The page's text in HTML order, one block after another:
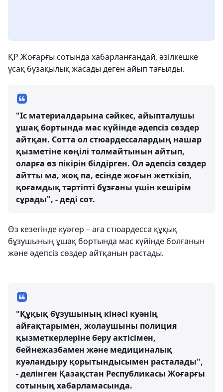
ҚР Жоғарғы сотында хабарланғандай, әзілкешке
ұсақ бұзақылық жасады деген айып тағылды.
"Іс материалдарына сәйкес, айыпталушы
ұшақ бортында мас күйінде әдепсіз сөздер
айтқан. Сотта ол стюардессалардың нашар
қызметіне көңілі толмайтынын айтып,
оларға өз пікірін білдірген. Ол әдепсіз сөздер
айтты ма, жоқ па, есінде жоғын жеткізіп,
қоғамдық тәртіпті бұзғаны үшін кешірім
сұрады", - деді сот.
Өз кезегінде куәгер – аға стюардесса құқық
бұзушының ұшақ бортында мас күйінде болғанын
және әдепсіз сөздер айтқанын растады.
"Құқық бұзушының кінәсі куәнің
айғақтарымен, жолаушыны полиция
қызметкерлеріне беру актісімен,
бейнежазбамен және медициналық
куәландыру қорытындысымен расталады",
- делінген Қазақстан Республикасы Жоғарғы
сотының хабарламасында.